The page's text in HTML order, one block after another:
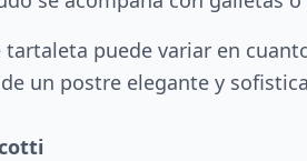
puede variar en
un postre elegante y